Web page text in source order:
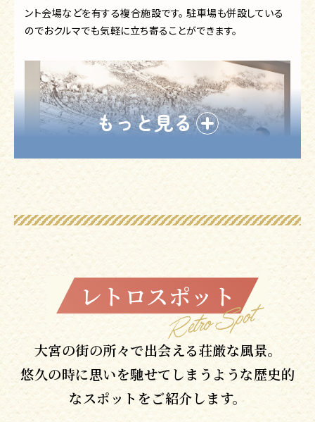
もっと見る
ント会場などを有する複合施設です。 駐車場も併設している
のでおクルマでも気軽に立ち寄ることができます。
▲大宮駅周辺が描かれた壁画は見応えあり！
花と緑に囲まれながら憩いのひとときを過ごすことができる、
花屋さん併設のフラワーカフェ。
レトロスポット
大宮の街の所々で出会える荘厳な風景。
悠久の時に思いを馳せてしまうような歴史的
なスポットをご紹介します。